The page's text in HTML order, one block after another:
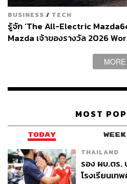
BUSINESS / TECH
รู้จัก ‘The All-Electric
Mazda เจ้าของรางวัล 2026
MORE
MOST
TODAY WEEK
THAILAND
รอง ผบ.ตร.
โรงเรียนเท